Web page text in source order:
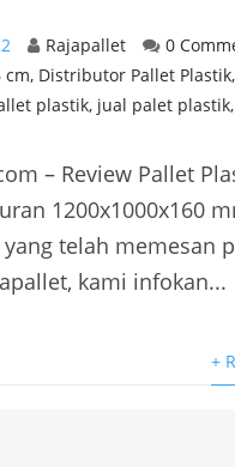
Rajapallet
0
cm, Distributor Pallet Plastik,
plastik, jual palet plastik,
– Review Pallet
1200x1000x160
yang telah memesan
kami infokan...
+